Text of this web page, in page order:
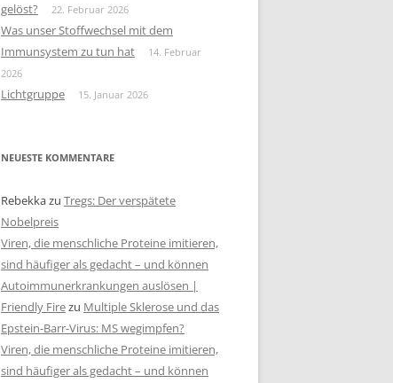
gelöst?
22. Februar 2026
Was unser Stoffwechsel mit dem
Immunsystem zu tun hat
14. Februar
2026
Lichtgruppe 15. Januar 2026
NEUESTE KOMMENTARE
Rebekkazu Tregs: Der verspätete
Nobelpreis
Viren, die menschliche Proteine imitieren,
sind häufiger als gedacht – und können
Autoimmunerkrankungen auslösen |
Friendly Firezu Multiple Sklerose und das
Epstein-Barr-Virus: MS wegimpfen?
Viren, die menschliche Proteine imitieren,
sind häufiger als gedacht – und können